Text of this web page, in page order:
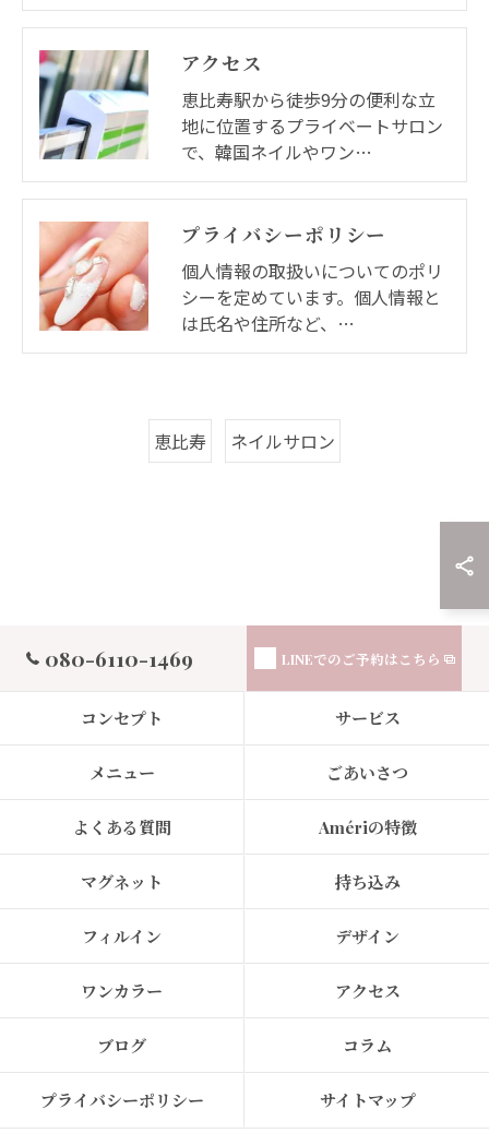
アクセス
恵比寿駅から徒歩9分の便利な立
地に位置するプライベートサロン
で、韓国ネイルやワン…
プライバシーポリシー
個人情報の取扱いについてのポリ
シーを定めています。個人情報と
は氏名や住所など、…
恵比寿 ネイルサロン
080-6110-1469 LINEでのご予約はこちら
コンセプト サービス
メニュー ごあいさつ
よくある質問 Amériの特徴
マグネット 持ち込み
フィルイン デザイン
ワンカラー アクセス
ブログ コラム
プライバシーポリシー サイトマップ